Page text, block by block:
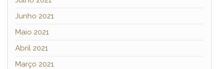
Junho 2021
Maio 2021
Abril 2021
Março 2021